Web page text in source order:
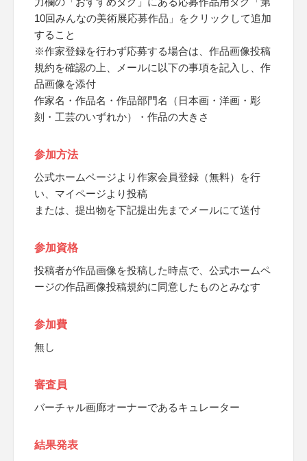
10回みんなの美術展応募作品」をクリックして追加
すること
※作家登録を行わず応募する場合は、作品画像投稿
規約を確認の上、メールに以下の事項を記入し、作
品画像を添付
作家名・作品名・作品部門名（日本画・洋画・彫
刻・工芸のいずれか）・作品の大きさ
参加方法
公式ホームページより作家会員登録（無料）を行
い、マイページより投稿
または、提出物を下記提出先までメールにて送付
参加資格
投稿者が作品画像を投稿した時点で、公式ホームペ
ージの作品画像投稿規約に同意したものとみなす
参加費
無し
審査員
バーチャル画廊オーナーであるキュレーター
結果発表